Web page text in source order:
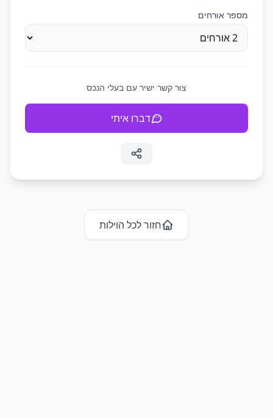
מספר אורחים
צור קשר ישיר עם בעלי הנכס
דברו איתי
חזור לכל הוילות